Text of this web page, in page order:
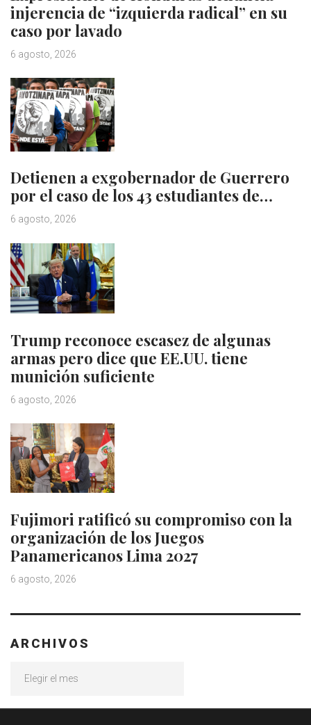
injerencia de “izquierda radical” en su
caso por lavado
6 agosto, 2026
Detienen a exgobernador de Guerrero
por el caso de los 43 estudiantes de…
6 agosto, 2026
Trump reconoce escasez de algunas
armas pero dice que EE.UU. tiene
munición suficiente
6 agosto, 2026
Fujimori ratificó su compromiso con la
organización de los Juegos
Panamericanos Lima 2027
6 agosto, 2026
ARCHIVOS